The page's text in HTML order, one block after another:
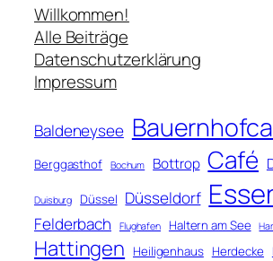
c
h
e
n
Willkommen!
Alle Beiträge
Datenschutzerklärung
Impressum
Baldeneysee
Berggasthof Bochum Bottrop Café
Duisburg Düssel Düsseldorf
Felderbach Flughafen Haltern am See
Hattingen Heiligenhaus Herdecke